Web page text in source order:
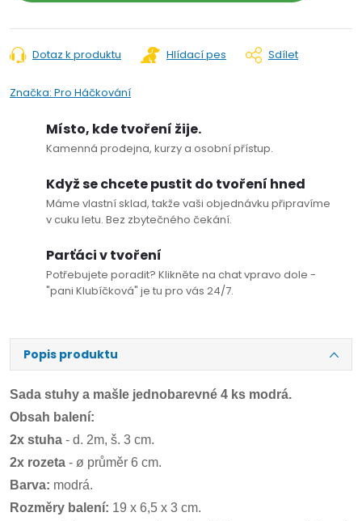
Dotaz k produktu Hlídací pes Sdílet
Značka: Pro Háčkování
Místo, kde tvoření žije.
Kamenná prodejna, kurzy a osobní přístup.
Když se chcete pustit do tvoření hned
Máme vlastní sklad, takže vaši objednávku připravíme
v cuku letu. Bez zbytečného čekání.
Parťáci v tvoření
Potřebujete poradit? Klikněte na chat vpravo dole -
"pani Klubíčková" je tu pro vás 24/7.
Popis produktu
Sada stuhy a mašle jednobarevné 4 ks modrá.
Obsah balení:
2x stuha - d. 2m, š. 3 cm.
2x rozeta - ø průměr 6 cm.
Barva: modrá.
Rozměry balení: 19 x 6,5 x 3 cm.